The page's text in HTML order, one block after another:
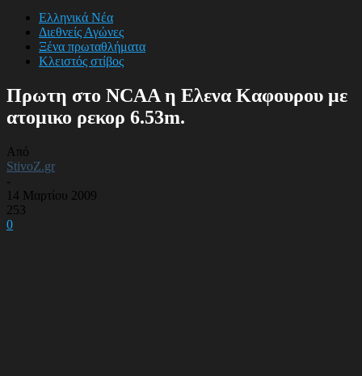
Ελληνικά Νέα
Διεθνείς Αγώνες
Ξένα πρωταθλήματα
Κλειστός στίβος
Πρωτη στο NCAA η Ελενα Καφουρου με
ατομικο ρεκορ 6.53m.
Από
StivoZ.gr
-
14 Μαρτίου 2009
253
0